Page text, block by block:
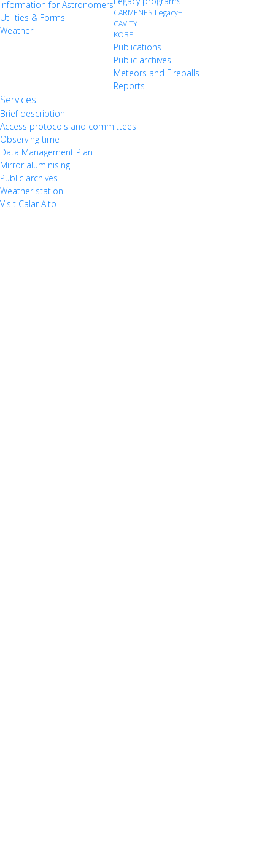
Information for Astronomers
Utilities & Forms
Weather
CARMENES Legacy+
CAVITY
KOBE
Publications
Public archives
Meteors and Fireballs
Reports
Services
Brief description
Access protocols and committees
Observing time
Data Management Plan
Mirror aluminising
Public archives
Weather station
Visit Calar Alto